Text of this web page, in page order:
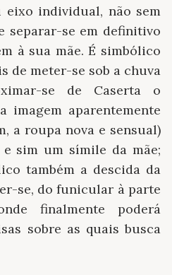
eixo individual, não sem
separar-se em definitivo
à sua mãe. É simbólico
de meter-se sob a chuva
se de Caserta o
imagem aparentemente
a roupa nova e sensual)
sim um símile da mãe;
também a descida da
se, do funicular à parte
finalmente poderá
sobre as quais busca